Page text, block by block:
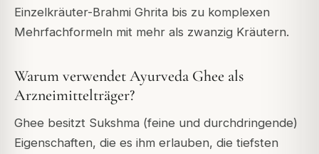
Einzelkräuter-Brahmi Ghrita bis zu komplexen
Mehrfachformeln mit mehr als zwanzig Kräutern.
Warum verwendet Ayurveda Ghee als
Arzneimittelträger?
Ghee besitzt Sukshma (feine und durchdringende)
Eigenschaften, die es ihm erlauben, die tiefsten